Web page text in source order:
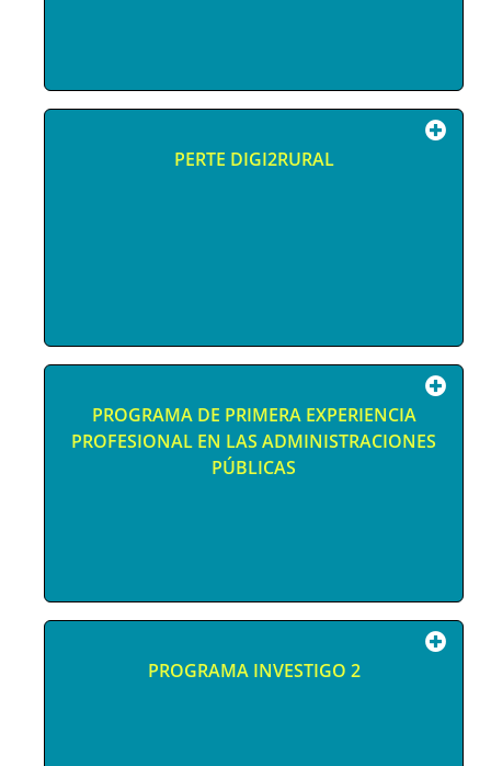
PERTE DIGI2RURAL
PROGRAMA DE PRIMERA EXPERIENCIA
PROFESIONAL EN LAS ADMINISTRACIONES
PÚBLICAS
PROGRAMA INVESTIGO 2